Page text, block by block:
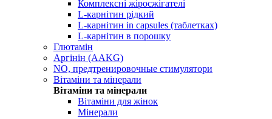
Комплексні жіросжігателі
L-карнітин рідкий
L-карнітин in capsules (таблетках)
L-карнітин в порошку
Глютамін
Аргінін (AAKG)
NO, предтренировочные стимулятори
Вітаміни та мінерали
Вітаміни та мінерали
Вітаміни для жінок
Мінерали